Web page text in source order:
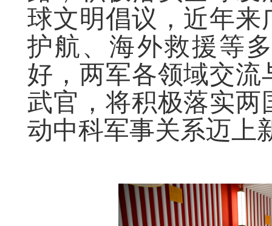
球文明倡议，近年
护航、海外救援等
好，两军各领域交
武官，将积极落实两
动中科军事关系迈上